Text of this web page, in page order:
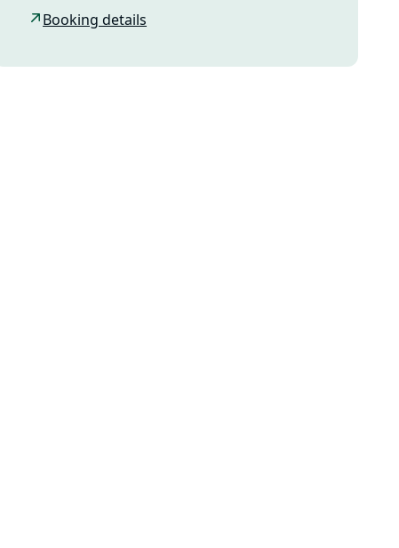
Booking details